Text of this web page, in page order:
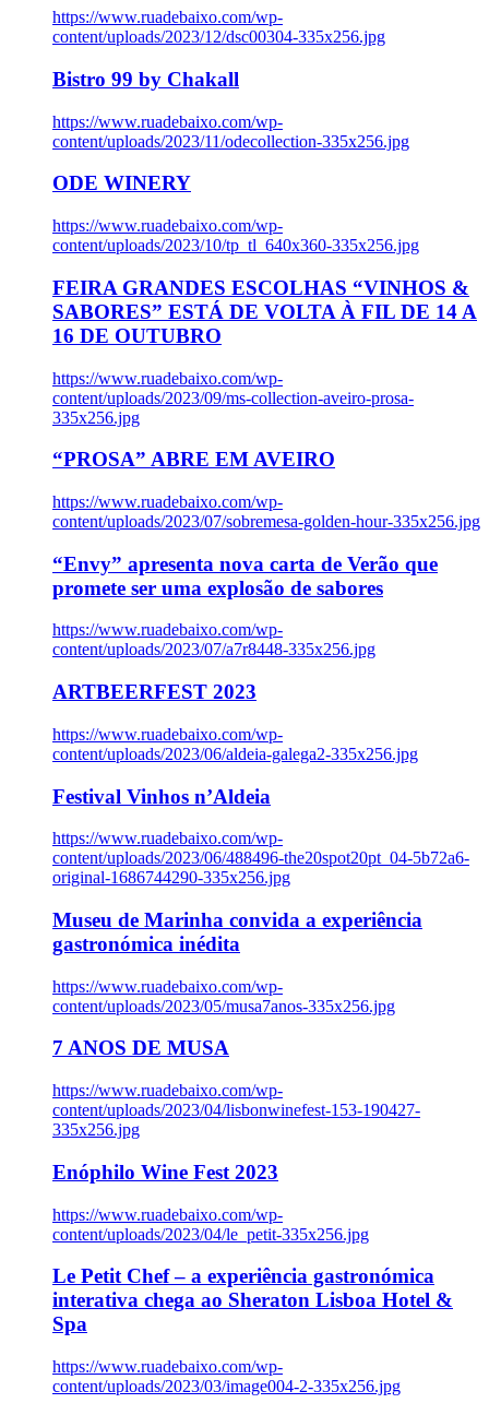
https://www.ruadebaixo.com/wp-
content/uploads/2023/12/dsc00304-335x256.jpg
Bistro 99 by Chakall
https://www.ruadebaixo.com/wp-
content/uploads/2023/11/odecollection-335x256.jpg
ODE WINERY
https://www.ruadebaixo.com/wp-
content/uploads/2023/10/tp_tl_640x360-335x256.jpg
FEIRA GRANDES ESCOLHAS “VINHOS &
SABORES” ESTÁ DE VOLTA À FIL DE 14 A
16 DE OUTUBRO
https://www.ruadebaixo.com/wp-
content/uploads/2023/09/ms-collection-aveiro-prosa-
335x256.jpg
“PROSA” ABRE EM AVEIRO
https://www.ruadebaixo.com/wp-
content/uploads/2023/07/sobremesa-golden-hour-335x256.jpg
“Envy” apresenta nova carta de Verão que
promete ser uma explosão de sabores
https://www.ruadebaixo.com/wp-
content/uploads/2023/07/a7r8448-335x256.jpg
ARTBEERFEST 2023
https://www.ruadebaixo.com/wp-
content/uploads/2023/06/aldeia-galega2-335x256.jpg
Festival Vinhos n’Aldeia
https://www.ruadebaixo.com/wp-
content/uploads/2023/06/488496-the20spot20pt_04-5b72a6-
original-1686744290-335x256.jpg
Museu de Marinha convida a experiência
gastronómica inédita
https://www.ruadebaixo.com/wp-
content/uploads/2023/05/musa7anos-335x256.jpg
7 ANOS DE MUSA
https://www.ruadebaixo.com/wp-
content/uploads/2023/04/lisbonwinefest-153-190427-
335x256.jpg
Enóphilo Wine Fest 2023
https://www.ruadebaixo.com/wp-
content/uploads/2023/04/le_petit-335x256.jpg
Le Petit Chef – a experiência gastronómica
interativa chega ao Sheraton Lisboa Hotel &
Spa
https://www.ruadebaixo.com/wp-
content/uploads/2023/03/image004-2-335x256.jpg